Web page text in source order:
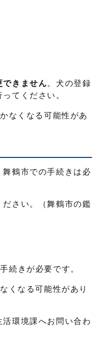
できません。犬の登録
てください。
なくなる可能性があ
鶴市での手続きは必
さい。（舞鶴市の鑑
続きが必要です。
くなる可能性があり
環境課へお問い合わ